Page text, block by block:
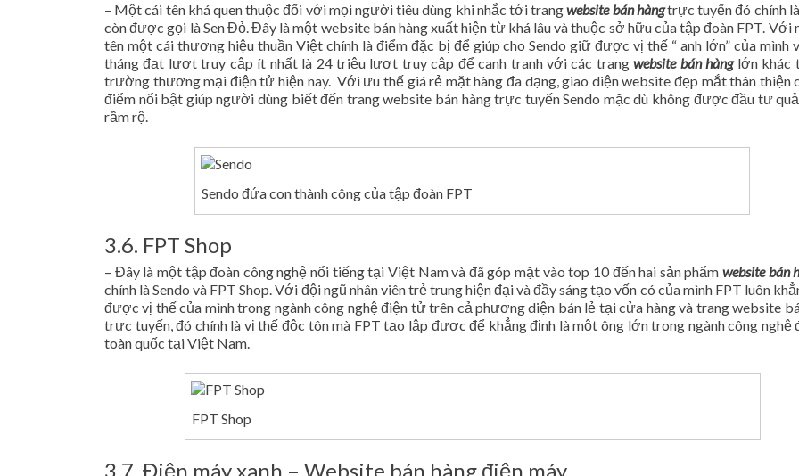
– Một cái tên khá quen thuộc đối với mọi người tiêu dùng khi nhắc tới trangwebsite bán hàngtrực tuyến đó chính là
còn được gọi là Sen Đỏ. Đây là một website bán hàng xuất hiện từ khá lâu và thuộc sở hữu của tập đoàn FPT. Với
tên một cái thương hiệu thuần Việt chính là điểm đặc bị để giúp cho Sendo giữ được vị thế “ anh lớn” của mình
tháng đạt lượt truy cập ít nhất là 24 triệu lượt truy cập để canh tranh với các trangwebsite bán hànglớn khác
trường thương mại điện tử hiện nay. Với ưu thế giá rẻ mặt hàng đa dạng, giao diện website đẹp mắt thân thiện
điểm nổi bật giúp người dùng biết đến trang website bán hàng trực tuyến Sendo mặc dù không được đầu tư
rầm rộ.
Sendo đứa con thành công của tập đoàn FPT
3.6. FPT Shop
– Đây là một tập đoàn công nghệ nổi tiếng tại Việt Nam và đã góp mặt vào top 10 đến hai sản phẩmwebsite bán
chính là Sendo và FPT Shop. Với đội ngũ nhân viên trẻ trung hiện đại và đầy sáng tạo vốn có của mình FPT luôn
được vị thế của mình trong ngành công nghệ điện tử trên cả phương diện bán lẻ tại cửa hàng và trang website
trực tuyến, đó chính là vị thế độc tôn mà FPT tạo lập được để khẳng định là một ông lớn trong ngành công nghệ
toàn quốc tại Việt Nam.
FPT Shop
3.7. Điện máy xanh – Website bán hàng điện máy